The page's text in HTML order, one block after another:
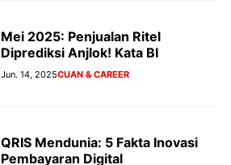
Mei 2025: Penjualan Ritel
Diprediksi Anjlok! Kata BI
Jun. 14, 2025CUAN & CAREER
QRIS Mendunia: 5 Fakta Inovasi
Pembayaran Digital